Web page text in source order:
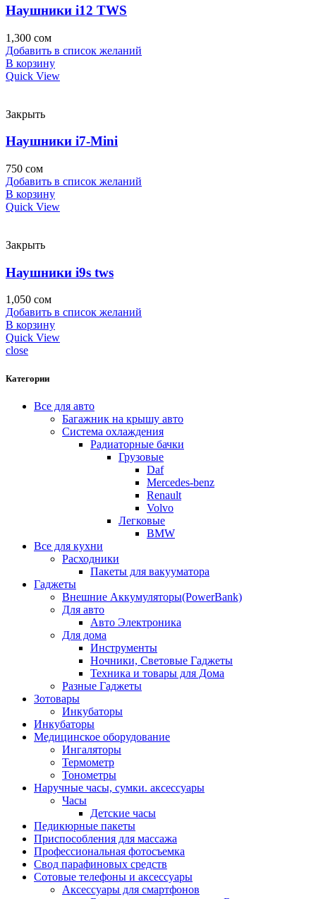
Наушники i12 TWS
1,300 сом
Добавить в список желаний
В корзину
Quick View
Закрыть
Наушники i7-Mini
750 сом
Добавить в список желаний
В корзину
Quick View
Закрыть
Наушники i9s tws
1,050 сом
Добавить в список желаний
В корзину
Quick View
close
Категории
Все для авто
Багажник на крышу авто
Система охлаждения
Радиаторные бачки
Грузовые
Daf
Mercedes-benz
Renault
Volvo
Легковые
BMW
Все для кухни
Расходники
Пакеты для вакууматора
Гаджеты
Внешние Аккумуляторы(PowerBank)
Для авто
Авто Электроника
Для дома
Инструменты
Ночники, Световые Гаджеты
Техника и товары для Дома
Разные Гаджеты
Зотовары
Инкубаторы
Инкубаторы
Медицинское оборудование
Ингаляторы
Термометр
Тонометры
Наручные часы, сумки. аксессуары
Часы
Детские часы
Педикюрные пакеты
Приспособления для массажа
Профессиональная фотосъемка
Свод парафиновых средств
Сотовые телефоны и аксессуары
Аксессуары для смартфонов